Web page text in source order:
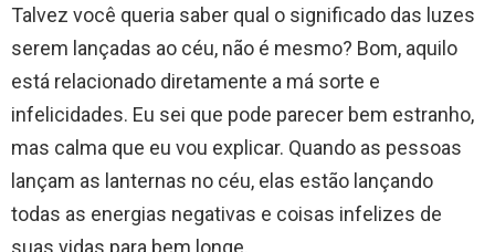
Talvez você queria saber qual o significado das luzes
serem lançadas ao céu, não é mesmo? Bom, aquilo
está relacionado diretamente a má sorte e
infelicidades. Eu sei que pode parecer bem estranho,
mas calma que eu vou explicar. Quando as pessoas
lançam as lanternas no céu, elas estão lançando
todas as energias negativas e coisas infelizes de
suas vidas para bem longe.